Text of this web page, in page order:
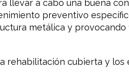
llevar a cabo una buena
preventivo
metálica y
rehabilitación cubierta y